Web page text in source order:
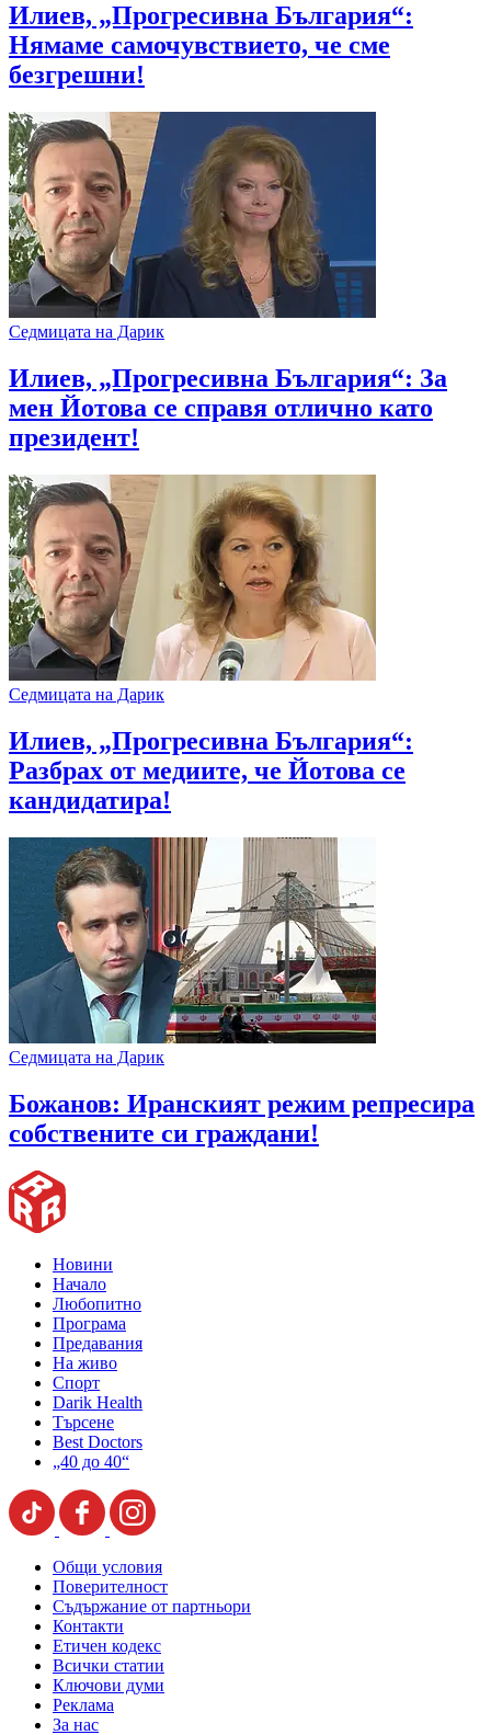
Илиев, „Прогресивна България“:
Нямаме самочувствието, че сме
безгрешни!
Седмицата на Дарик
Илиев, „Прогресивна България“: За
мен Йотова се справя отлично като
президент!
Седмицата на Дарик
Илиев, „Прогресивна България“:
Разбрах от медиите, че Йотова се
кандидатира!
Седмицата на Дарик
Божанов: Иранският режим репресира
собствените си граждани!
Новини
Начало
Любопитно
Програма
Предавания
На живо
Спорт
Darik Health
Търсене
Best Doctors
„40 до 40“
Общи условия
Поверителност
Съдържание от партньори
Контакти
Етичен кодекс
Всички статии
Ключови думи
Реклама
За нас